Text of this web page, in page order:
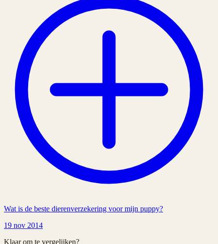
Wat is de beste dierenverzekering voor mijn puppy?
19 nov 2014
Klaar om te vergelijken?